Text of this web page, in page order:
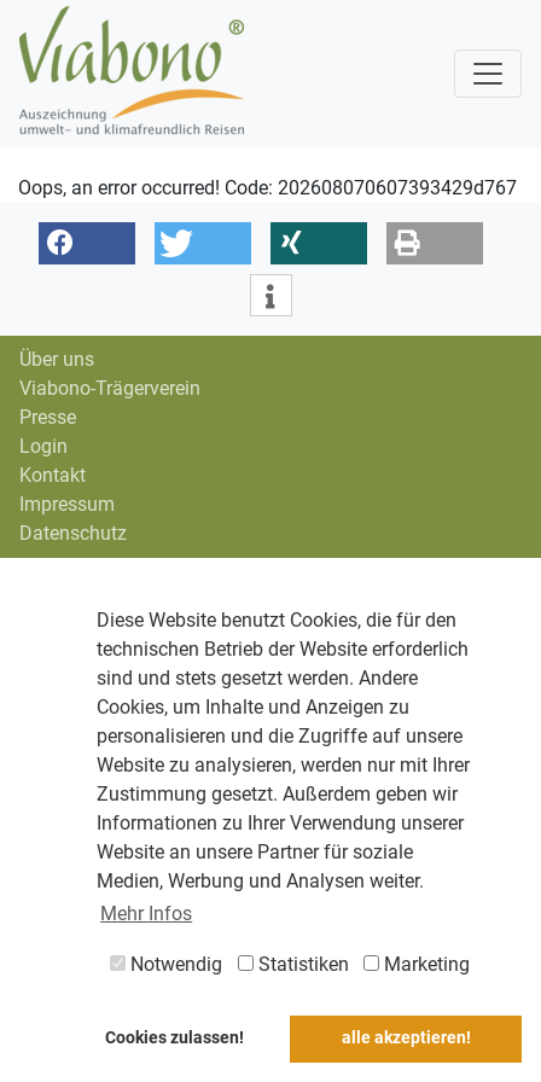
Diese Website benutzt Cookies, die für den
technischen Betrieb der Website erforderlich
sind und stets gesetzt werden. Andere
Cookies, um Inhalte und Anzeigen zu
personalisieren und die Zugriffe auf unsere
Website zu analysieren, werden nur mit Ihrer
Zustimmung gesetzt. Außerdem geben wir
Informationen zu Ihrer Verwendung unserer
Website an unsere Partner für soziale
Medien, Werbung und Analysen weiter.
Mehr Infos
Notwendig Statistiken Marketing
Cookies zulassen! alle akzeptieren!
Oops, an error occurred! Code: 202608070607393429d767
Über uns
Viabono-Trägerverein
Presse
Login
Kontakt
Impressum
Datenschutz